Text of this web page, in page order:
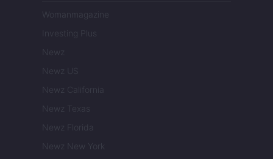
Womanmagazine
Investing Plus
Newz
Newz US
Newz California
Newz Texas
Newz Florida
Newz New York